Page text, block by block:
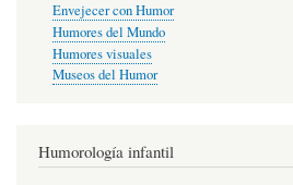
Envejecer con Humor
Humores del Mundo
Humores visuales
Museos del Humor
Humorología infantil